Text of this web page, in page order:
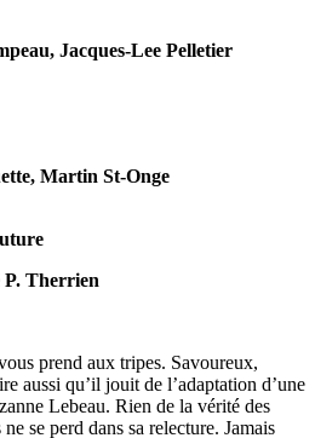
Jacques-Lee Pelletier
Martin St-Onge
Therrien
prend aux tripes. Savoureux,
aussi qu’il jouit de l’adaptation d’une
Lebeau. Rien de la vérité des
se perd dans sa relecture. Jamais